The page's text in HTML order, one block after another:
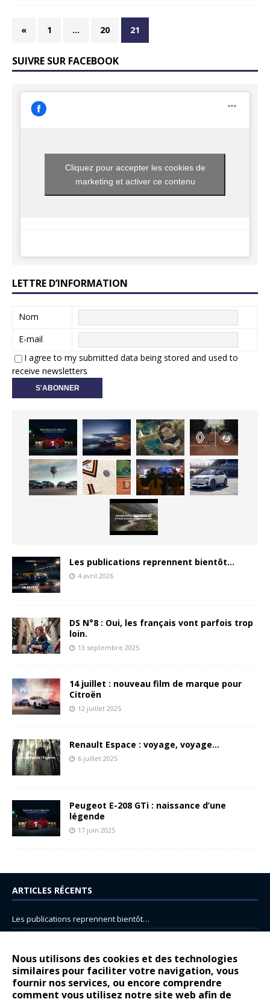
Nous utilisons des cookies et des technologies
similaires pour faciliter votre navigation, vous
fournir nos services, ou encore comprendre
comment vous utilisez notre site web afin de
« 1 … 20 21
SUIVRE SUR FACEBOOK
Cliquez pour accepter les cookies de
marketing et activer ce contenu
LETTRE D’INFORMATION
Nom
E-mail
I agree to my submitted data being stored and used to
receive newsletters
Les publications reprennent bientôt…
4 avril 2026
DS N°8 : Oui, les français vont parfois trop
loin.
13 septembre 2025
14 juillet : nouveau film de marque pour
Citroën
12 juillet 2025
Renault Espace : voyage, voyage…
6 juillet 2025
Peugeot E-208 GTi : naissance d’une
légende
17 juin 2025
ARTICLES RÉCENTS
Les publications reprennent bientôt…
14 juillet : nouveau film de marque pour Citroën
Renault Espace : voyage, voyage…
Peugeot E-208 GTi : naissance d’une légende